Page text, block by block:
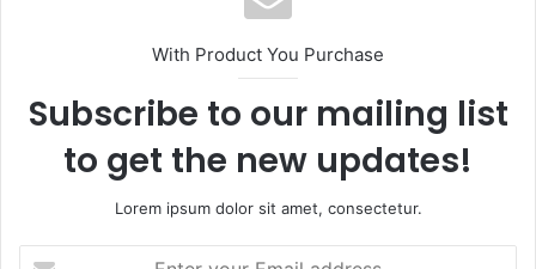
With Product You Purchase
Subscribe to our mailing list
to get the new updates!
Lorem ipsum dolor sit amet, consectetur.